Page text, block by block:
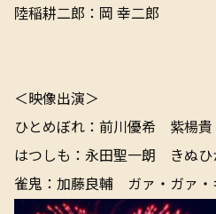
陸稲耕二郎：岡 幸二郎
＜映像出演＞
ひとめぼれ：前川優希 紫楊貴
はつしも：永田聖一朗 きぬひ
雀鬼：加藤良輔 ガァ・ガァ・